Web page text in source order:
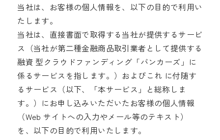
当社は、お客様の個人情報を、以下の目的で利用い
たします。
当社は、直接書面で取得する当社が提供するサービ
ス（当社が第二種金融商品取引業者として提供する
融資 型クラウドファンディング「バンカーズ」に
係るサービスを指します。）およびこれ に付随す
るサービス（以下、「本サービス」と総称しま
す。）にお申し込みいただいたお客様の個人情報
（Web サイトへの入力やメール等のテキスト）
を、以下の目的で利用いたします。